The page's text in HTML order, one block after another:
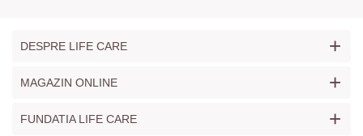
+
DESPRE LIFE CARE
+
MAGAZIN ONLINE
+
FUNDATIA LIFE CARE